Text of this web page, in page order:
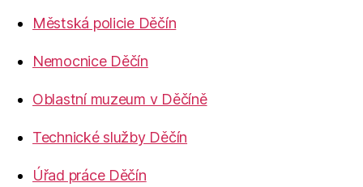
Městská policie Děčín
Nemocnice Děčín
Oblastní muzeum v Děčíně
Technické služby Děčín
Úřad práce Děčín